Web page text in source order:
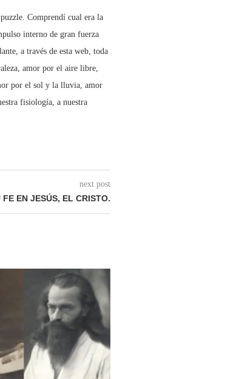
Comprendí cual era la
interno de gran fuerza
a través de esta web, toda
amor por el aire libre,
por el sol y la lluvia, amor
fisiología, a nuestra
next post
EN JESÚS, EL CRISTO.